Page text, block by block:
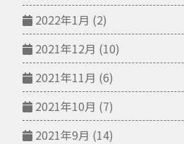
2022年1月 (2)
2021年12月 (10)
2021年11月 (6)
2021年10月 (7)
2021年9月 (14)